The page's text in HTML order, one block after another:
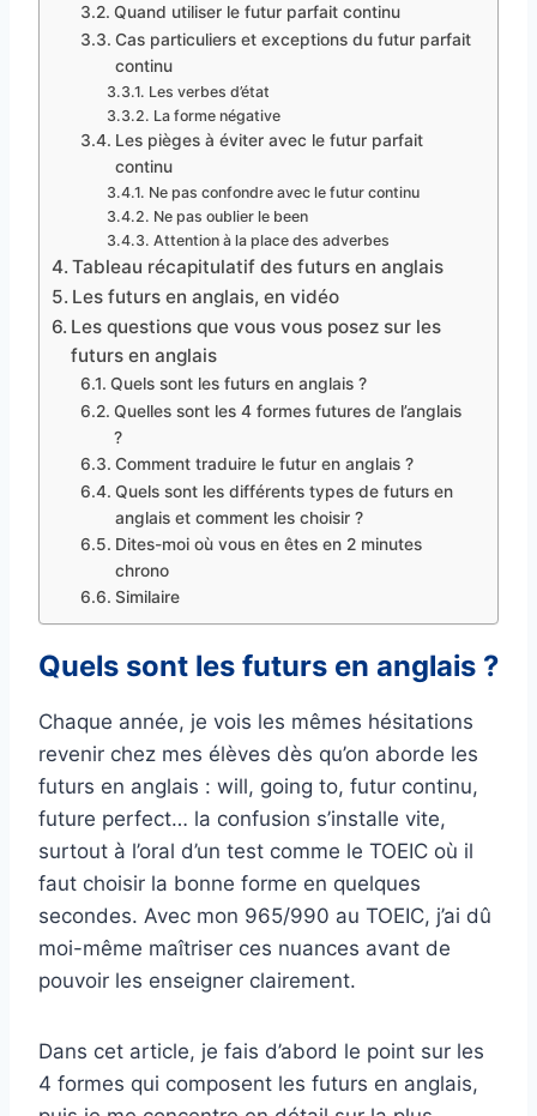
Quand utiliser le futur parfait continu
Cas particuliers et exceptions du futur parfait
continu
Les verbes d’état
La forme négative
Les pièges à éviter avec le futur parfait
continu
Ne pas confondre avec le futur continu
Ne pas oublier le been
Attention à la place des adverbes
Tableau récapitulatif des futurs en anglais
Les futurs en anglais, en vidéo
Les questions que vous vous posez sur les
futurs en anglais
Quels sont les futurs en anglais ?
Quelles sont les 4 formes futures de l’anglais
?
Comment traduire le futur en anglais ?
Quels sont les différents types de futurs en
anglais et comment les choisir ?
Dites-moi où vous en êtes en 2 minutes
chrono
Similaire
Quels sont les futurs en anglais ?
Chaque année, je vois les mêmes hésitations
revenir chez mes élèves dès qu’on aborde les
futurs en anglais : will, going to, futur continu,
future perfect… la confusion s’installe vite,
surtout à l’oral d’un test comme le TOEIC où il
faut choisir la bonne forme en quelques
secondes. Avec mon 965/990 au TOEIC, j’ai dû
moi-même maîtriser ces nuances avant de
pouvoir les enseigner clairement.
Dans cet article, je fais d’abord le point sur les
4 formes qui composent les futurs en anglais,